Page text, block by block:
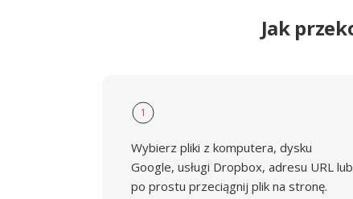
Jak
1
Wybierz pliki z komputera, dysku
Google, usługi Dropbox, adresu URL lub
po prostu przeciągnij plik na stronę.